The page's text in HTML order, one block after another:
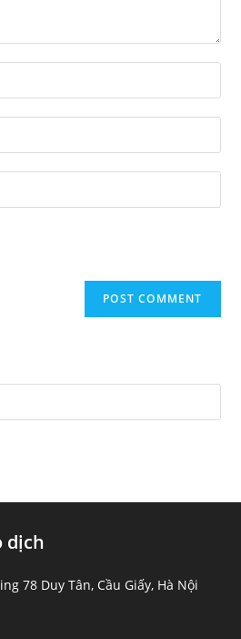
dịch
78 Duy Tân, Cầu Giấy, Hà Nội